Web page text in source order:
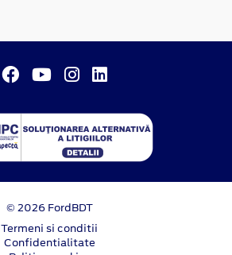
© 2026 FordBDT
Termeni si conditii
Confidentialitate